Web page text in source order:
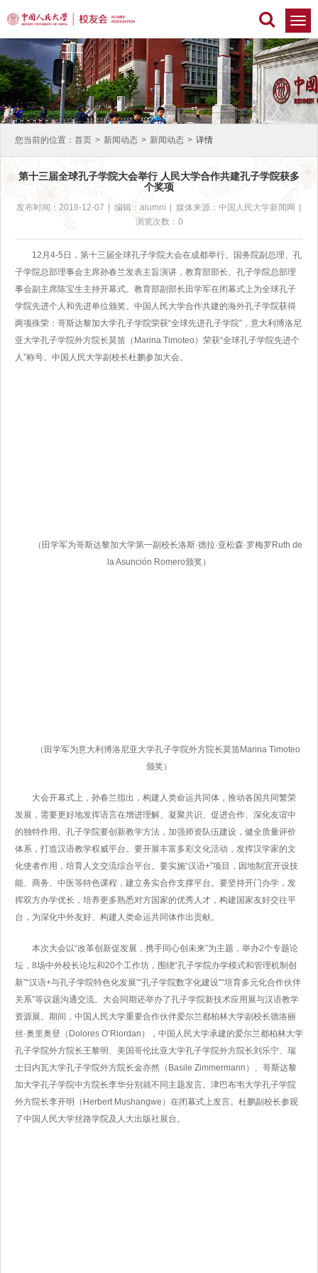
切
换
导
航
您当前的位置： 首页 > 新闻动态 > 新闻动态 > 详情
第十三届全球孔子学院大会举行 人民大学合作共建孔子学院获多
个奖项
发布时间：2018-12-07 编辑：alumni 媒体来源：中国人民大学新闻网
浏览次数：0
12月4-5日，第十三届全球孔子学院大会在成都举行。国务院副总理、孔
子学院总部理事会主席孙春兰发表主旨演讲，教育部部长、孔子学院总部理
事会副主席陈宝生主持开幕式。教育部副部长田学军在闭幕式上为全球孔子
学院先进个人和先进单位颁奖。中国人民大学合作共建的海外孔子学院获得
两项殊荣：哥斯达黎加大学孔子学院荣获“全球先进孔子学院”，意大利博洛尼
亚大学孔子学院外方院长莫笛（Marina Timoteo）荣获“全球孔子学院先进个
人”称号。中国人民大学副校长杜鹏参加大会。
（田学军为哥斯达黎加大学第一副校长洛斯·德拉·亚松森·罗梅罗Ruth de
la Asunción Romero颁奖）
（田学军为意大利博洛尼亚大学孔子学院外方院长莫笛Marina Timoteo
颁奖）
大会开幕式上，孙春兰指出，构建人类命运共同体，推动各国共同繁荣
发展，需要更好地发挥语言在增进理解、凝聚共识、促进合作、深化友谊中
的独特作用。孔子学院要创新教学方法，加强师资队伍建设，健全质量评价
体系，打造汉语教学权威平台。要开展丰富多彩文化活动，发挥汉学家的文
化使者作用，培育人文交流综合平台。要实施“汉语+”项目，因地制宜开设技
能、商务、中医等特色课程，建立务实合作支撑平台。要坚持开门办学，发
挥双方办学优长，培养更多熟悉对方国家的优秀人才，构建国家友好交往平
台，为深化中外友好、构建人类命运共同体作出贡献。
本次大会以“改革创新促发展，携手同心创未来”为主题，举办2个专题论
坛，8场中外校长论坛和20个工作坊，围绕“孔子学院办学模式和管理机制创
新”“汉语+与孔子学院特色化发展”“孔子学院数字化建设”“培育多元化合作伙伴
关系”等议题沟通交流。大会同期还举办了孔子学院新技术应用展与汉语教学
资源展。期间，中国人民大学重要合作伙伴爱尔兰都柏林大学副校长德洛丽
丝·奥里奥登（Dolores O’Riordan），中国人民大学承建的爱尔兰都柏林大学
孔子学院外方院长王黎明、美国哥伦比亚大学孔子学院外方院长刘乐宁、瑞
士日内瓦大学孔子学院外方院长金亦然（Basile Zimmermann）、哥斯达黎
加大学孔子学院中方院长李华分别就不同主题发言。津巴布韦大学孔子学院
外方院长李开明（Herbert Mushangwe）在闭幕式上发言。杜鹏副校长参观
了中国人民大学丝路学院及人大出版社展台。